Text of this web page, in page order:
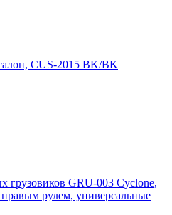
CUS-2015 BK/BK
грузовиков GRU-003 Cyclone,
рулем, универсальные